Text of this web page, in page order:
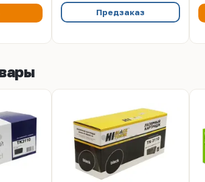
Предзаказ